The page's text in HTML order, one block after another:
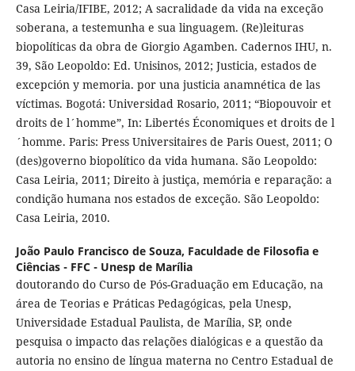
Casa Leiria/IFIBE, 2012; A sacralidade da vida na exceção
soberana, a testemunha e sua linguagem. (Re)leituras
biopolíticas da obra de Giorgio Agamben. Cadernos IHU, n.
39, São Leopoldo: Ed. Unisinos, 2012; Justicia, estados de
excepción y memoria. por una justicia anamnética de las
víctimas. Bogotá: Universidad Rosario, 2011; “Biopouvoir et
droits de l´homme”, In: Libertés Économiques et droits de l
´homme. Paris: Press Universitaires de Paris Ouest, 2011; O
(des)governo biopolítico da vida humana. São Leopoldo:
Casa Leiria, 2011; Direito à justiça, memória e reparação: a
condição humana nos estados de exceção. São Leopoldo:
Casa Leiria, 2010.
João Paulo Francisco de Souza, Faculdade de Filosofia e
Ciências - FFC - Unesp de Marília
doutorando do Curso de Pós-Graduação em Educação, na
área de Teorias e Práticas Pedagógicas, pela Unesp,
Universidade Estadual Paulista, de Marília, SP, onde
pesquisa o impacto das relações dialógicas e a questão da
autoria no ensino de língua materna no Centro Estadual de